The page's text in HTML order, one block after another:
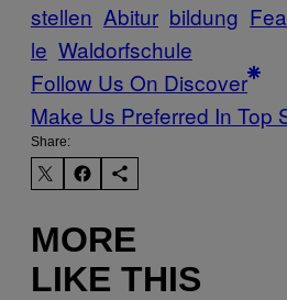
stellen Abitur bildung
le Waldorfschule
Follow Us On Discover
Make Us Preferred In Top
Share:
MORE
LIKE THIS